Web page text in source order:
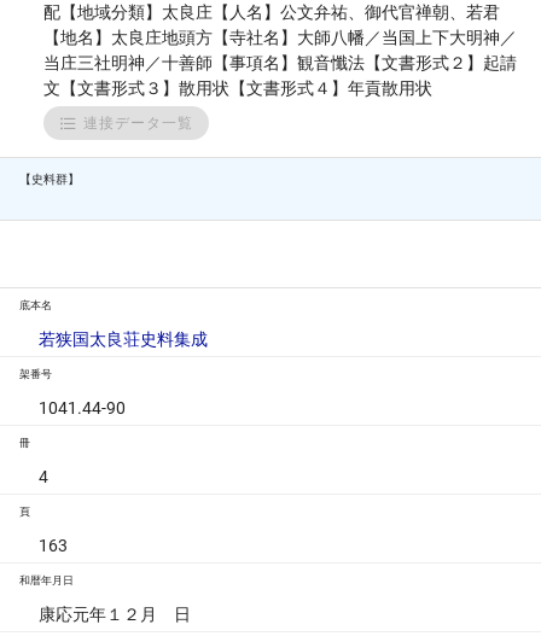
配【地域分類】太良庄【人名】公文弁祐、御代官禅朝、若君
【地名】太良庄地頭方【寺社名】大師八幡／当国上下大明神／
当庄三社明神／十善師【事項名】観音懺法【文書形式２】起請
文【文書形式３】散用状【文書形式４】年貢散用状
連接データ一覧
【史料群】
底本名
若狭国太良荘史料集成
架番号
1041.44-90
冊
4
頁
163
和暦年月日
康応元年１２月 日